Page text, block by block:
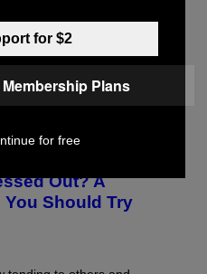
Out? A
Should Try
for $2
Plans
for free